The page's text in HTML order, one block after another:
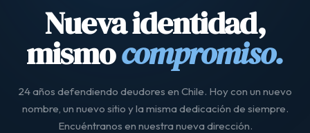
Nueva identidad,
mismocompromiso.
24 años defendiendo deudores en Chile. Hoy con un nuevo
nombre, un nuevo sitio y la misma dedicación de siempre.
Encuéntranos en nuestra nueva dirección.